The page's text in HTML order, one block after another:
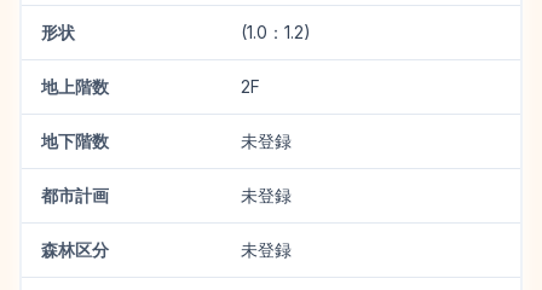
形状 (1.0：1.2)
地上階数 2F
地下階数 未登録
都市計画 未登録
森林区分 未登録